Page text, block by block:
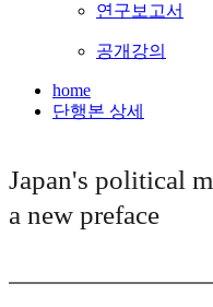
연구보고서
공개강의
home
단행본 상세
Japan's political
a new preface